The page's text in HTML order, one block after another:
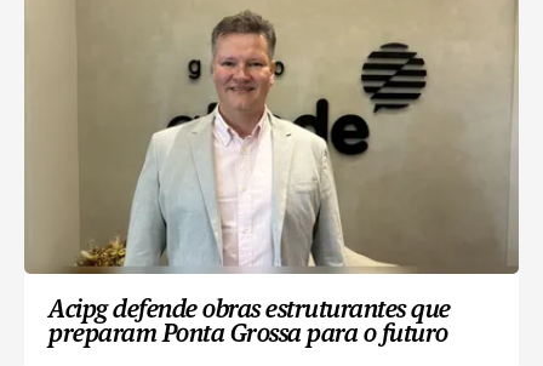
Acipg defende obras estruturantes que
preparam Ponta Grossa para o futuro